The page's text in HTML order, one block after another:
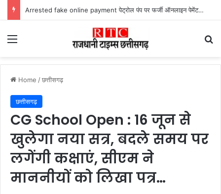
Arrested fake online payment पेट्रोल पंप पर फर्जी ऑनलाइन पेमेंट दिखाकर ठगी करने वाला युवक गिरफ्तार
Menu
Home /छत्तीसगढ़
छत्तीसगढ़
CG School Open : 16 जून से
खुलेगा नया सत्र, बदले समय पर
लगेंगी कक्षाएं, सीएम ने
माननीयों को लिखा पत्र…